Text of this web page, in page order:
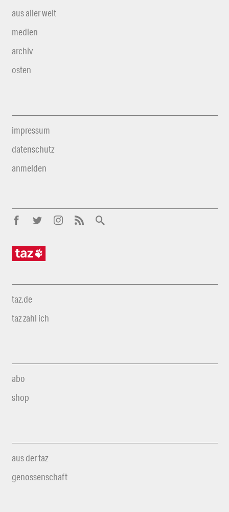
aus aller welt
medien
archiv
osten
impressum
datenschutz
anmelden
taz.de
taz zahl ich
abo
shop
aus der taz
genossenschaft